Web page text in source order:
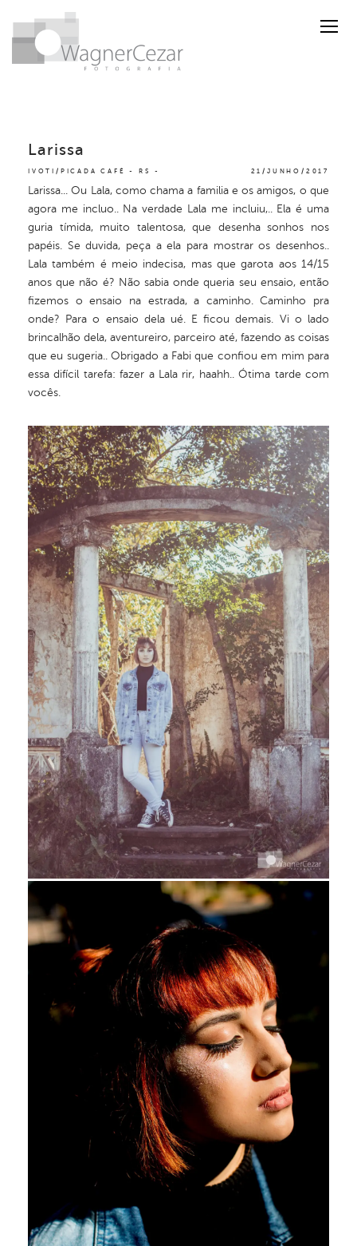
IVOTI/PICADA CAFÉ - RS 21/JUNHO/2017
Larissa
Larissa... Ou Lala, como chama a familia e os amigos, o que
agora me incluo.. Na verdade Lala me incluiu,.. Ela é uma
guria tímida, muito talentosa, que desenha sonhos nos
papéis. Se duvida, peça a ela para mostrar os desenhos..
Lala também é meio indecisa, mas que garota aos 14/15
anos que não é? Não sabia onde queria seu ensaio, então
fizemos o ensaio na estrada, a caminho. Caminho pra
onde? Para o ensaio dela ué. E ficou demais. Vi o lado
brincalhão dela, aventureiro, parceiro até, fazendo as coisas
que eu sugeria.. Obrigado a Fabi que confiou em mim para
essa difícil tarefa: fazer a Lala rir, haahh.. Ótima tarde com
vocês.